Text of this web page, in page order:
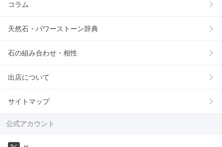
コラム
天然石・パワーストーン辞典
石の組み合わせ・相性
出店について
サイトマップ
公式アカウント